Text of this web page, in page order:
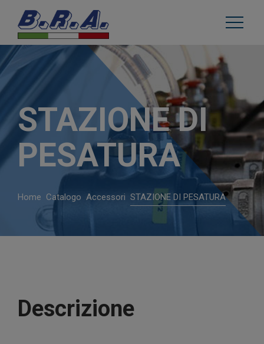
STAZIONE DI
PESATURA
Home Catalogo Accessori STAZIONE DI PESATURA
Descrizione